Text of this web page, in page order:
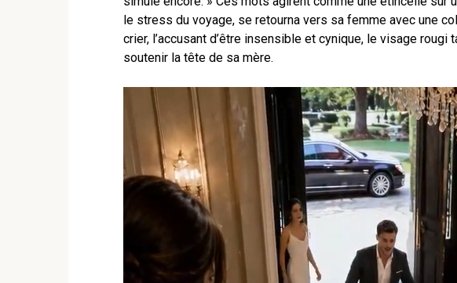
le stress du voyage, se retourna vers sa femme avec une
crier, l’accusant d’être insensible et cynique, le visage rougi
soutenir la tête de sa mère.